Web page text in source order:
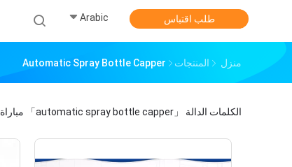
Arabic طلب اقتباس
منزل المنتجات Automatic Spray Bottle Capper
الكلمات الدالة 「automatic spray bottle capper」 مباراة